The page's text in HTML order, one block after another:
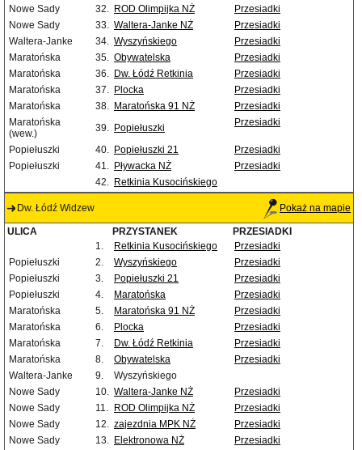
Nowe Sady
32. ROD Olimpijka NŻ
Przesiadki
Nowe Sady
33. Waltera-Janke NŻ
Przesiadki
Waltera-Janke
34. Wyszyńskiego
Przesiadki
Maratońska
35. Obywatelska
Przesiadki
Maratońska
36. Dw. Łódź Retkinia
Przesiadki
Maratońska
37. Plocka
Przesiadki
Maratońska
38. Maratońska 91 NŻ
Przesiadki
Maratońska
(wew.)
39. Popiełuszki Przesiadki
Popiełuszki 40. Popiełuszki 21
Przesiadki
Popiełuszki
41. Pływacka NŻ
Przesiadki
42. Retkinia Kusocińskiego
Dw. Łódź Widzew Pokaż na mapie
ULICA PRZYSTANEK
PRZESIADKI
1.
Retkinia Kusocińskiego
Przesiadki
Popiełuszki
2. Wyszyńskiego
Przesiadki
Popiełuszki
3. Popiełuszki 21
Przesiadki
Popiełuszki
4. Maratońska
Przesiadki
Maratońska
5. Maratońska 91 NŻ
Przesiadki
Maratońska
6. Plocka
Przesiadki
Maratońska
7. Dw. Łódź Retkinia
Przesiadki
Maratońska
8. Obywatelska
Przesiadki
Waltera-Janke
9.
Wyszyńskiego
Nowe Sady
10. Waltera-Janke NŻ
Przesiadki
Nowe Sady
11. ROD Olimpijka NŻ
Przesiadki
Nowe Sady
12. zajezdnia MPK NŻ
Przesiadki
Nowe Sady
13. Elektronowa NŻ
Przesiadki